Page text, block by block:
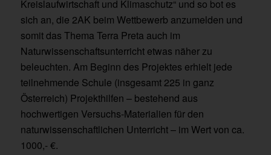
Kreislaufwirtschaft und Klimaschutz“ und so bot es
sich an, die 2AK beim Wettbewerb anzumelden und
somit das Thema Terra Preta auch im
Naturwissenschaftsunterricht etwas näher zu
beleuchten. Am Beginn des Projektes erhielt jede
teilnehmende Schule (insgesamt 225 in ganz
Österreich) Projekthilfen – bestehend aus
hochwertigen Versuchs-Materialien für den
naturwissenschaftlichen Unterricht – im Wert von ca.
1000,- €.